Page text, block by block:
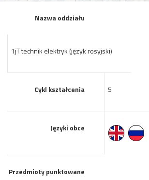
Nazwa oddziału
1jT technik elektryk (język rosyjski)
Cykl kształcenia 5
Języki obce
Przedmioty punktowane